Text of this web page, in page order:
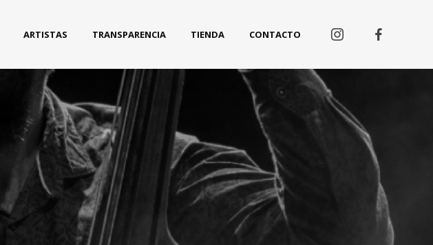
ARTISTAS TRANSPARENCIA TIENDA CONTACTO